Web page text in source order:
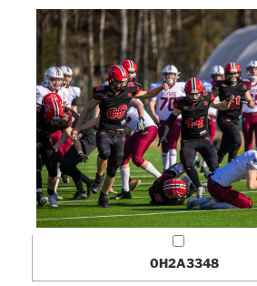
0H2A3348